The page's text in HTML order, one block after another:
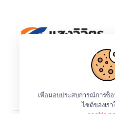
เพื่อมอบประสบการณ์การช็
ไซต์ของเร